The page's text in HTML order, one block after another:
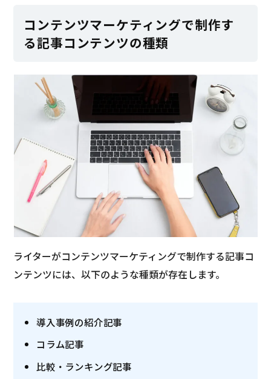
コンテンツマーケティングで制作す
る記事コンテンツの種類
ライターがコンテンツマーケティングで制作する記事コ
ンテンツには、以下のような種類が存在します。
導入事例の紹介記事
コラム記事
比較・ランキング記事